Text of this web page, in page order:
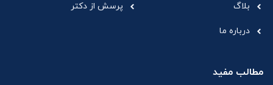
بلاگ
درباره ما
پرسش از دکتر
مطالب مفید